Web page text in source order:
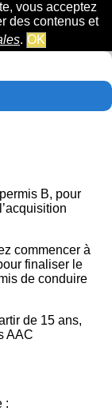
vous acceptez
des contenus et
. OK
B, pour
commencer à
finaliser le
de conduire
de 15 ans,
AAC
: